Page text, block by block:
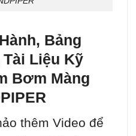
Bảng
Tài Liệu Kỹ
Bơm Màng
thêm Video để